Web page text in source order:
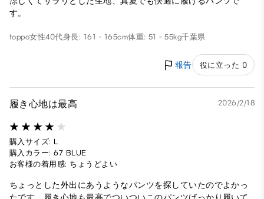
す。
toppo女性40代身長: 161 - 165cm体重: 51 - 55kg千葉県
報告 役に立った 0
履き心地は最高 2026/2/18
購入サイズ: L
購入カラー: 67 BLUE
お客様の着用感: ちょうどよい
ちょっとした外出にあうようなパンツを探していたのでよかっ